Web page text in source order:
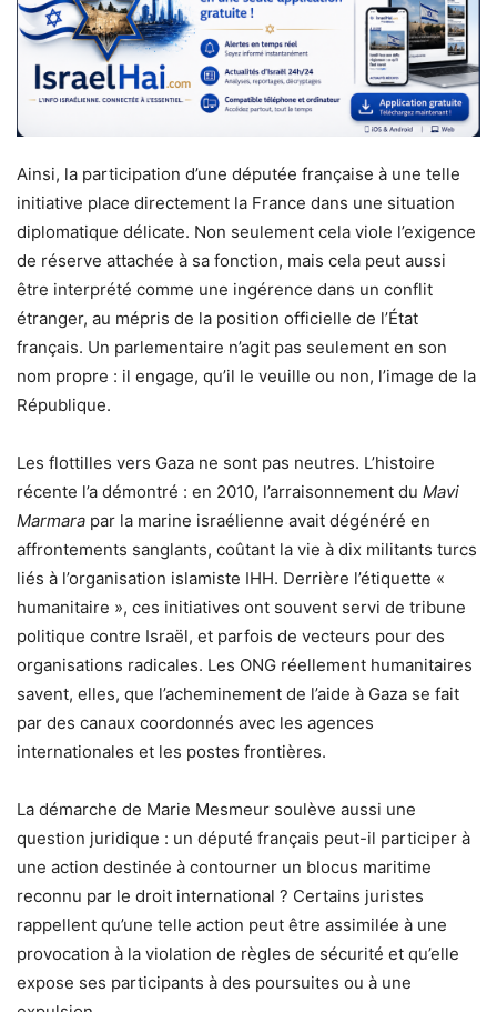
Ainsi, la participation d’une députée française à une telle
initiative place directement la France dans une situation
diplomatique délicate. Non seulement cela viole l’exigence
de réserve attachée à sa fonction, mais cela peut aussi
être interprété comme une ingérence dans un conflit
étranger, au mépris de la position officielle de l’État
français. Un parlementaire n’agit pas seulement en son
nom propre : il engage, qu’il le veuille ou non, l’image de la
République.
Les flottilles vers Gaza ne sont pas neutres. L’histoire
récente l’a démontré : en 2010, l’arraisonnement du Mavi
Marmara par la marine israélienne avait dégénéré en
affrontements sanglants, coûtant la vie à dix militants turcs
liés à l’organisation islamiste IHH. Derrière l’étiquette «
humanitaire », ces initiatives ont souvent servi de tribune
politique contre Israël, et parfois de vecteurs pour des
organisations radicales. Les ONG réellement humanitaires
savent, elles, que l’acheminement de l’aide à Gaza se fait
par des canaux coordonnés avec les agences
internationales et les postes frontières.
La démarche de Marie Mesmeur soulève aussi une
question juridique : un député français peut-il participer à
une action destinée à contourner un blocus maritime
reconnu par le droit international ? Certains juristes
rappellent qu’une telle action peut être assimilée à une
provocation à la violation de règles de sécurité et qu’elle
expose ses participants à des poursuites ou à une